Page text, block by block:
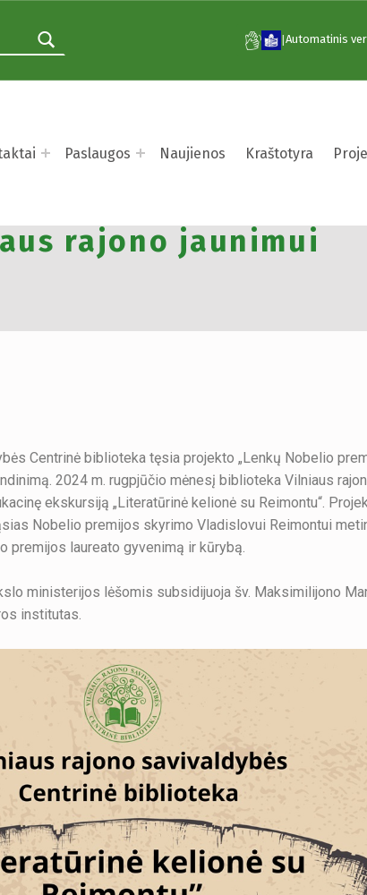
Paslaugos Naujienos Kraštotyra
|Automatinis
Reimontu“ –
rajono jaunimui
Centrinė biblioteka tęsia projekto „Lenkų Nobelio
2024 m. rugpjūčio mėnesį biblioteka Vilniaus
ekskursiją „Literatūrinė kelionė su Reimontu“.
Nobelio premijos skyrimo Vladislovui Reimontui
premijos laureato gyvenimą ir kūrybą.
ministerijos lėšomis subsidijuoja šv. Maksimilijono
institutas.